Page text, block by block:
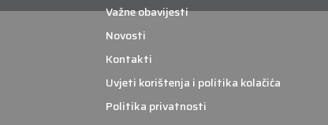
Važne obavijesti
Novosti
Kontakti
Uvjeti korištenja i politika kolačića
Politika privatnosti